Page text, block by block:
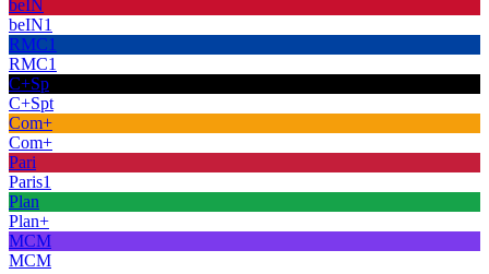
beIN
beIN1
RMC1
RMC1
C+Sp
C+Spt
Com+
Com+
Pari
Paris1
Plan
Plan+
MCM
MCM